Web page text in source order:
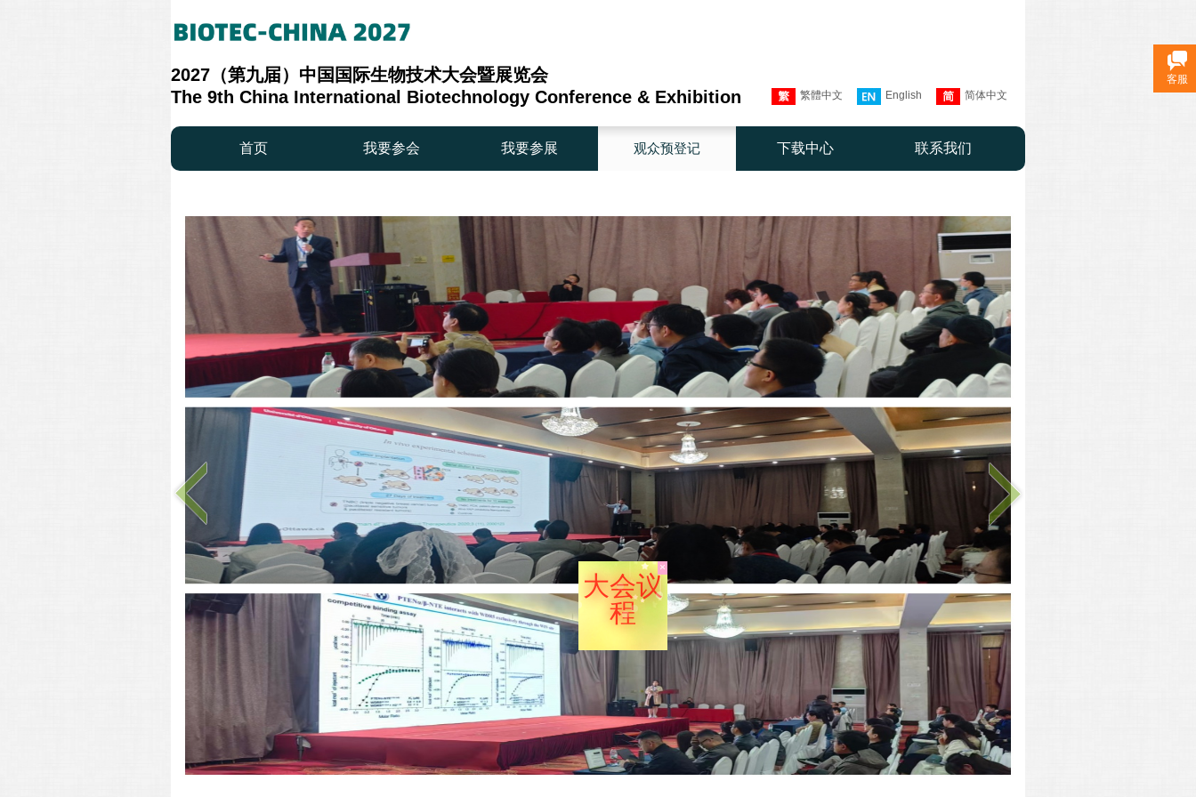
2027（第九届）中国国际生物技术大会暨展览会
The 9th China International Biotechnology Conference & Exhibition
繁體中文 English 简体中文
首页 我要参会 我要参展 观众预登记 下载中心 联系我们
×
大会议
程
客服